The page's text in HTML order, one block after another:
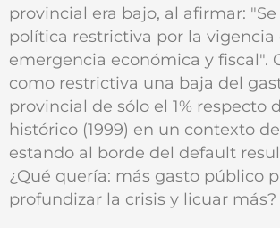
provincial era bajo, al afirmar:
política restrictiva por la vigencia
emergencia económica y fiscal".
como restrictiva una baja del
provincial de sólo el 1% respecto
histórico (1999) en un contexto
estando al borde del default
¿Qué quería: más gasto público
profundizar la crisis y licuar más?